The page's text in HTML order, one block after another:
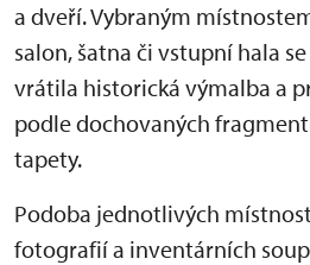
a dveří. Vybraným
salon, šatna či vstupní hala
vrátila historická výmalba a
podle dochovaných
tapety.
Podoba jednotlivých
fotografií a inventárních